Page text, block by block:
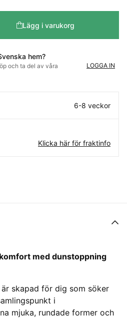
Lägg i varukorg
hem?
och ta del av våra
LOGGA IN
6-8 veckor
Klicka här för fraktinfo
med dunstoppning
skapad för dig som söker
i
mjuka, rundade former och